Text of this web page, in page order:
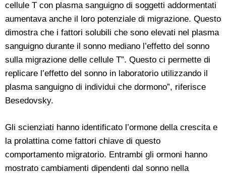
cellule T con plasma sanguigno di soggetti addormentati
aumentava anche il loro potenziale di migrazione. Questo
dimostra che i fattori solubili che sono elevati nel plasma
sanguigno durante il sonno mediano l’effetto del sonno
sulla migrazione delle cellule T”. Questo ci permette di
replicare l’effetto del sonno in laboratorio utilizzando il
plasma sanguigno di individui che dormono”, riferisce
Besedovsky.
Gli scienziati hanno identificato l’ormone della crescita e
la prolattina come fattori chiave di questo
comportamento migratorio. Entrambi gli ormoni hanno
mostrato cambiamenti dipendenti dal sonno nella